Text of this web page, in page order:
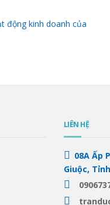
động kinh doanh của
LIÊN HỆ
08A Ấp
Giuộc,